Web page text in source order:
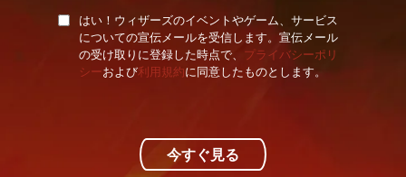
はい！ウィザーズのイベントやゲーム、サービス
についての宣伝メールを受信します。宣伝メール
の受け取りに登録した時点で、 プライバシーポリ
シーおよび利用規約に同意したものとします。
今すぐ見る